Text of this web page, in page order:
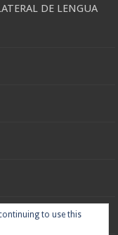
DE LENGUA
to use this